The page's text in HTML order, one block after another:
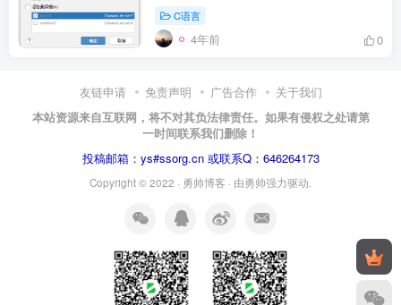
C语言
4年前 0
友链申请 免责声明 广告合作
关于我们
本站资源来自互联网，将不对其负法律责任。如果有侵权之处请第
一时间联系我们删除！
投稿邮箱：ys#ssorg.cn 或联系Q：646264173
Copyright © 2022 · 勇帅博客 · 由勇帅强力驱动.